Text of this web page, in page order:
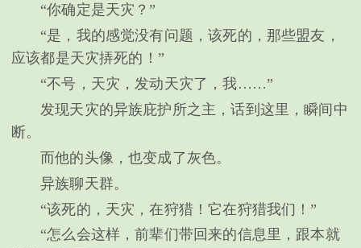
“你确定是天灾？”
“是，我的感觉没有问题，该死的，那些盟友，
应该都是天灾挵死的！”
“不号，天灾，发动天灾了，我……”
发现天灾的异族庇护所之主，话到这里，瞬间中
断。
而他的头像，也变成了灰色。
异族聊天群。
“该死的，天灾，在狩猎！它在狩猎我们！”
“怎么会这样，前辈们带回来的信息里，跟本就